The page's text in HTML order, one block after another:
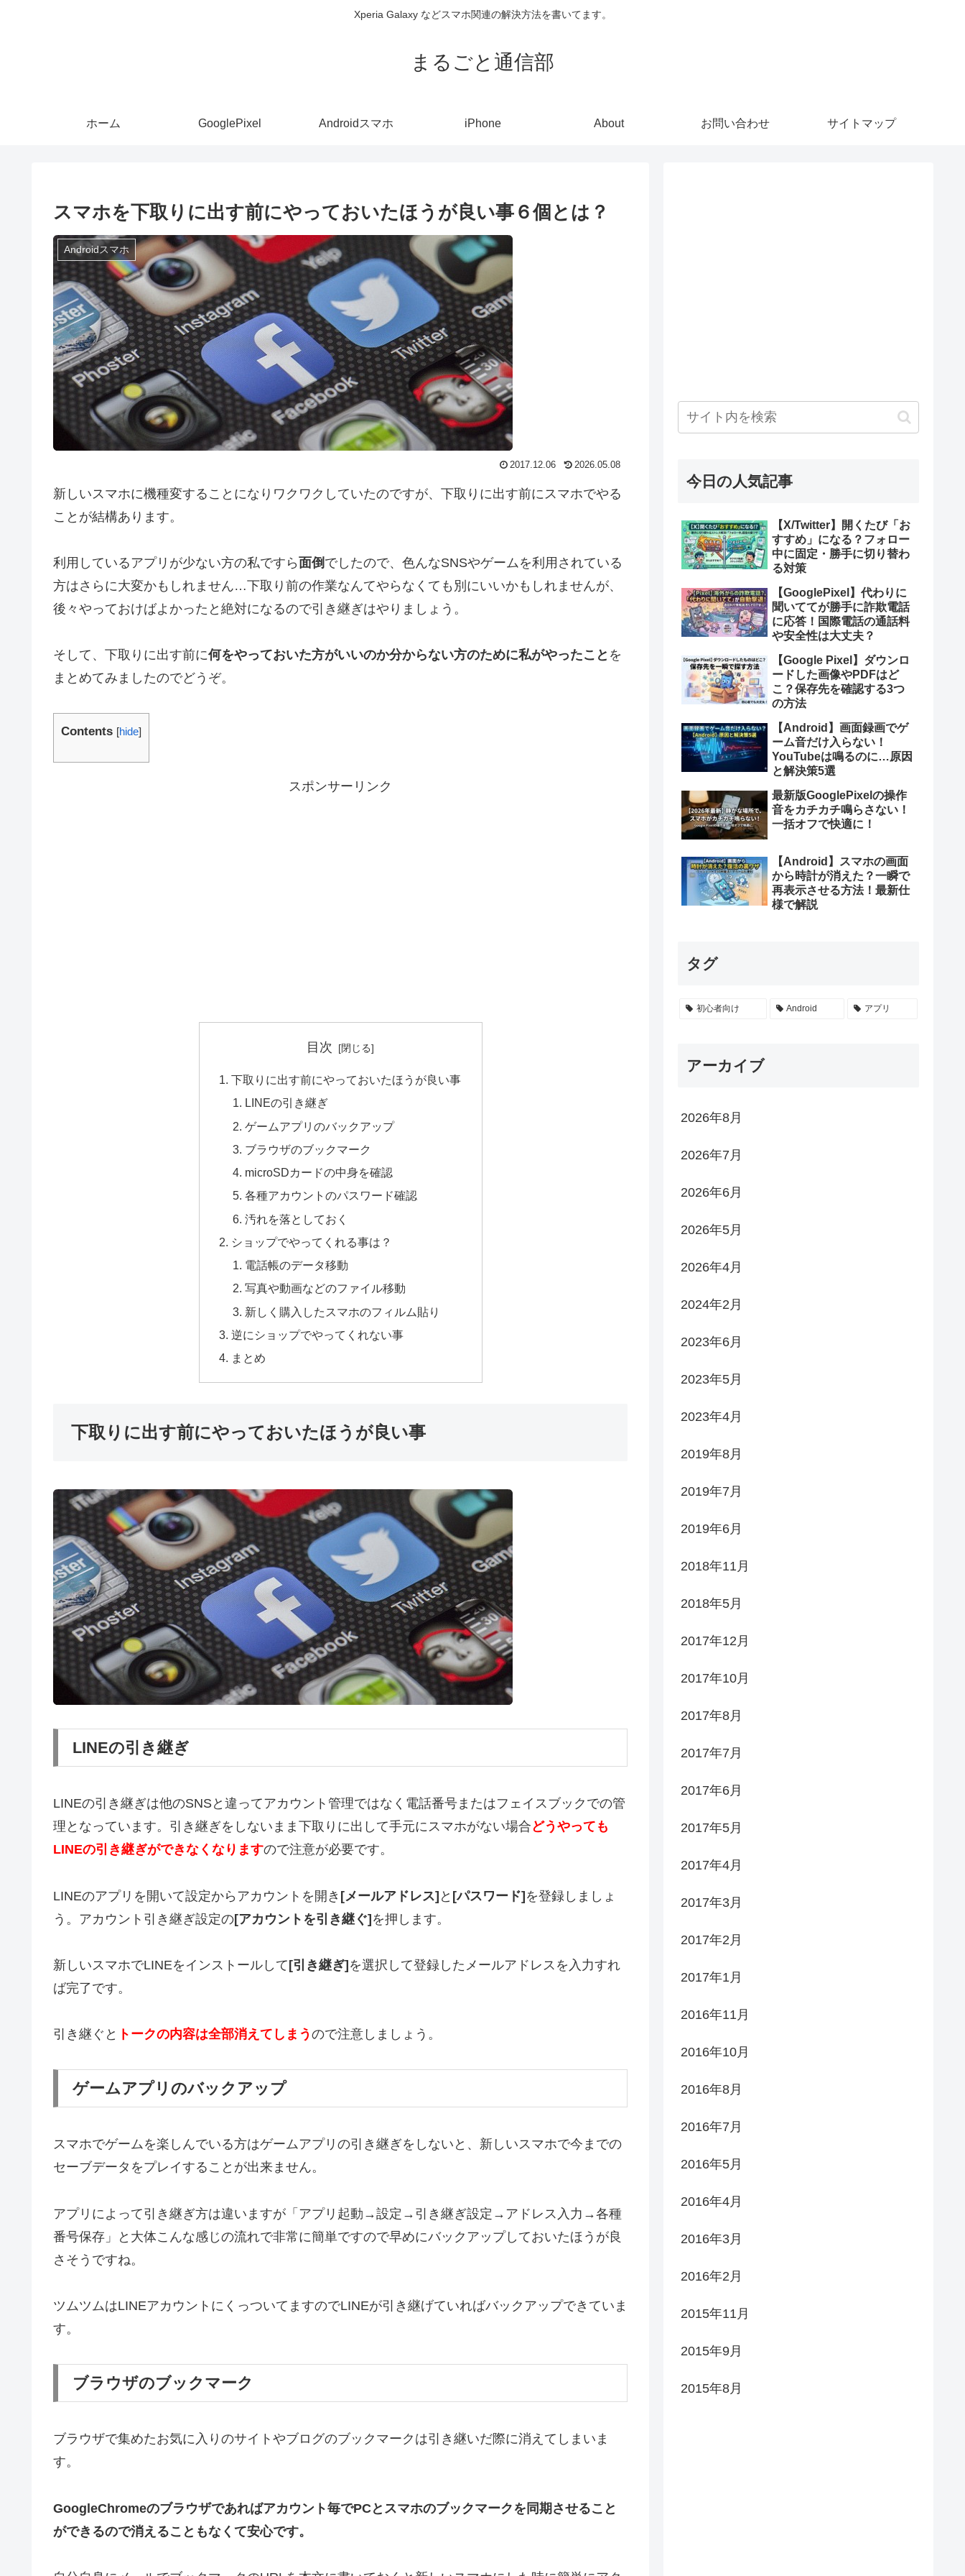
Xperia Galaxy などスマホ関連の解決方法を書いてます。
まるごと通信部
ホーム GooglePixel Androidスマホ iPhone About お問い合わせ サイトマップ
スマホを下取りに出す前にやっておいたほうが良い事６個とは？
Androidスマホ
2017.12.06 2026.05.08
新しいスマホに機種変することになりワクワクしていたのですが、下取りに出す前にスマホでやる
ことが結構あります。
利用しているアプリが少ない方の私ですら面倒 でしたので、色んなSNSやゲームを利用されている
方はさらに大変かもしれません…下取り前の作業なんてやらなくても別にいいかもしれませんが、
後々やっておけばよかったと絶対になるので引き継ぎはやりましょう。
そして、下取りに出す前に何をやっておいた方がいいのか分からない方のために私がやったこと を
まとめてみましたのでどうぞ。
Contents [hide]
スポンサーリンク
目次
下取りに出す前にやっておいたほうが良い事
LINEの引き継ぎ
ゲームアプリのバックアップ
ブラウザのブックマーク
microSDカードの中身を確認
各種アカウントのパスワード確認
汚れを落としておく
ショップでやってくれる事は？
電話帳のデータ移動
写真や動画などのファイル移動
新しく購入したスマホのフィルム貼り
逆にショップでやってくれない事
まとめ
下取りに出す前にやっておいたほうが良い事
LINEの引き継ぎ
LINEの引き継ぎは他のSNSと違ってアカウント管理ではなく電話番号またはフェイスブックでの管
理となっています。引き継ぎをしないまま下取りに出して手元にスマホがない場合どうやっても
LINEの引き継ぎができなくなりますので注意が必要です。
LINEのアプリを開いて設定からアカウントを開き [メールアドレス] と [パスワード]を登録しましょ
う。アカウント引き継ぎ設定の[アカウントを引き継ぐ]を押します。
新しいスマホでLINEをインストールして [引き継ぎ] を選択して登録したメールアドレスを入力すれ
ば完了です。
引き継ぐと トークの内容は全部消えてしまう ので注意しましょう。
ゲームアプリのバックアップ
スマホでゲームを楽しんでいる方はゲームアプリの引き継ぎをしないと、新しいスマホで今までの
セーブデータをプレイすることが出来ません。
アプリによって引き継ぎ方は違いますが「アプリ起動→設定→引き継ぎ設定→アドレス入力→各種
番号保存」と大体こんな感じの流れで非常に簡単ですので早めにバックアップしておいたほうが良
さそうですね。
ツムツムはLINEアカウントにくっついてますのでLINEが引き継げていればバックアップできていま
す。
ブラウザのブックマーク
ブラウザで集めたお気に入りのサイトやブログのブックマークは引き継いだ際に消えてしまいま
す。
GoogleChromeのブラウザであればアカウント毎でPCとスマホのブックマークを同期させること
ができるので消えることもなくて安心です。
今日の人気記事
【X/Twitter】開くたび「お
すすめ」になる？フォロー
中に固定・勝手に切り替わ
る対策
【GooglePixel】代わりに
聞いててが勝手に詐欺電話
に応答！国際電話の通話料
や安全性は大丈夫？
【Google Pixel】ダウンロ
ードした画像やPDFはど
こ？保存先を確認する3つ
の方法
【Android】画面録画でゲ
ーム音だけ入らない！
YouTubeは鳴るのに…原因
と解決策5選
最新版GooglePixelの操作
音をカチカチ鳴らさない！
一括オフで快適に！
【Android】スマホの画面
から時計が消えた？一瞬で
再表示させる方法！最新仕
様で解説
タグ
初心者向け Android アプリ
アーカイブ
2026年8月
2026年7月
2026年6月
2026年5月
2026年4月
2024年2月
2023年6月
2023年5月
2023年4月
2019年8月
2019年7月
2019年6月
2018年11月
2018年5月
2017年12月
2017年10月
2017年8月
2017年7月
2017年6月
2017年5月
2017年4月
2017年3月
2017年2月
2017年1月
2016年11月
2016年10月
2016年8月
2016年7月
2016年5月
2016年4月
2016年3月
2016年2月
2015年11月
2015年9月
2015年8月